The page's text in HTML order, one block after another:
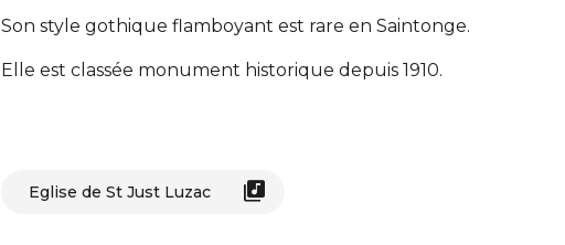
Son style gothique flamboyant est rare en Saintonge.
Elle est classée monument historique depuis 1910.
Eglise de St Just Luzac